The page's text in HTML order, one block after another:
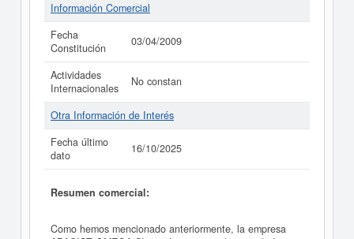
Información Comercial
Fecha
Constitución
03/04/2009
Actividades
Internacionales
No constan
Otra Información de Interés
Fecha último
dato
16/10/2025
Resumen comercial:
Como hemos mencionado anteriormente, la empresa